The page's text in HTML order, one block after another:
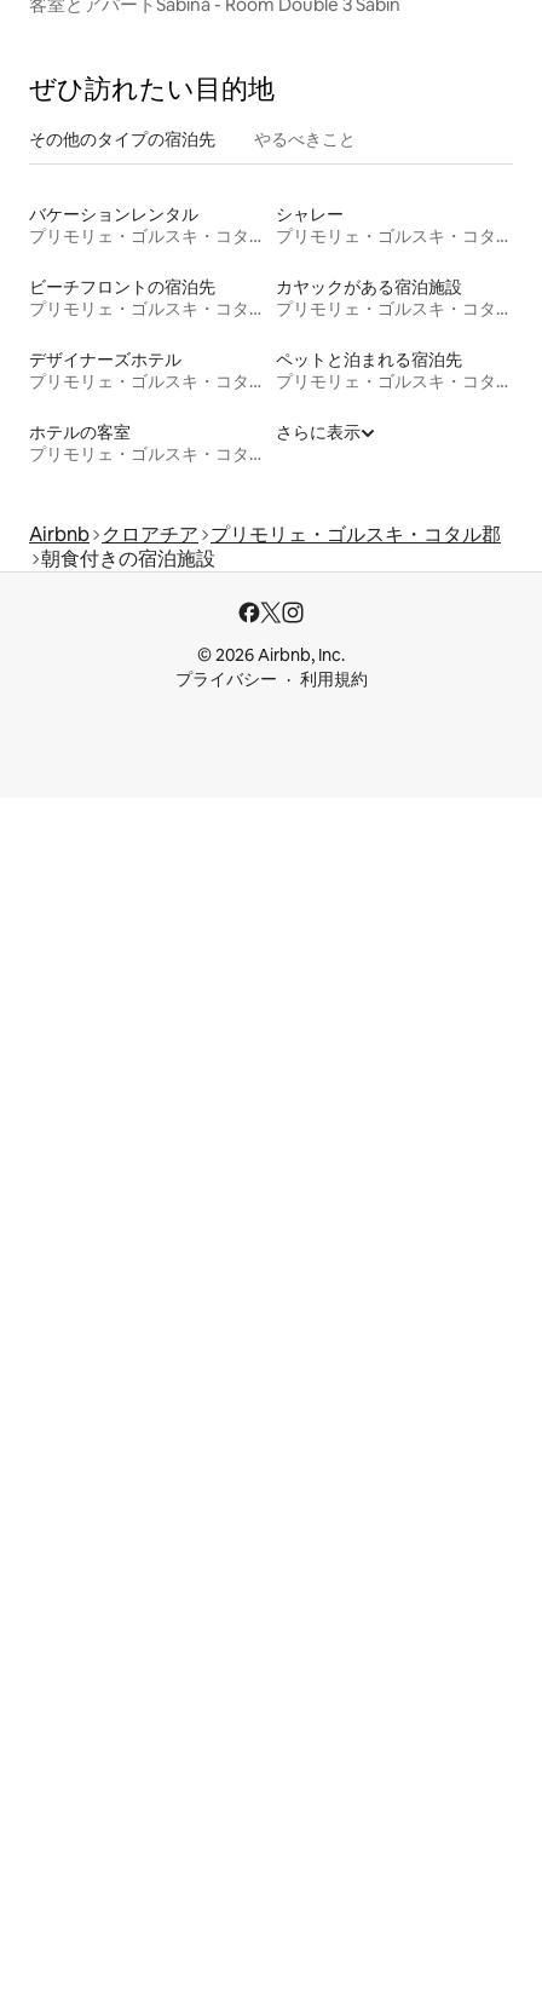
ぜひ訪⁠れ⁠た⁠い目⁠的⁠地
その他のタ⁠イ⁠プ⁠の宿⁠泊⁠先 やるべきこと
バケーションレンタル
プリモリェ・ゴルスキ・コタル郡
シャレー
プリモリェ・ゴルスキ・コタル郡
ビーチフロントの宿泊先
プリモリェ・ゴルスキ・コタル郡
カヤックがある宿泊施設
プリモリェ・ゴルスキ・コタル郡
デザイナーズホテル
プリモリェ・ゴルスキ・コタル郡
ペットと泊まれる宿泊先
プリモリェ・ゴルスキ・コタル郡
ホテルの客室
プリモリェ・ゴルスキ・コタル郡
さらに表示
Airbnb クロアチア プリモリェ・ゴルスキ・コタル郡
朝食付きの宿泊施設
© 2026 Airbnb, Inc.
プライバシー
利用規約